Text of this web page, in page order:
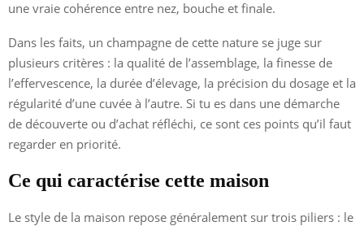
une vraie cohérence entre nez, bouche et finale.
Dans les faits, un champagne de cette nature se juge sur
plusieurs critères : la qualité de l’assemblage, la finesse de
l’effervescence, la durée d’élevage, la précision du dosage et la
régularité d’une cuvée à l’autre. Si tu es dans une démarche
de découverte ou d’achat réfléchi, ce sont ces points qu’il faut
regarder en priorité.
Ce qui caractérise cette maison
Le style de la maison repose généralement sur trois piliers : le